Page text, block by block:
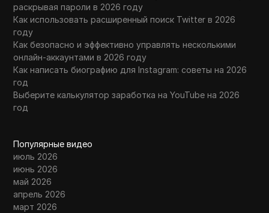
раскрывая пароли в 2026 году
Как использовать расширенный поиск Twitter в 2026
году
Как безопасно и эффективно управлять несколькими
онлайн-аккаунтами в 2026 году
Как написать биографию для Instagram: советы на 2026
год
Выберите калькулятор заработка на YouTube на 2026
год
Популярные видео
июль 2026
июнь 2026
май 2026
апрель 2026
март 2026